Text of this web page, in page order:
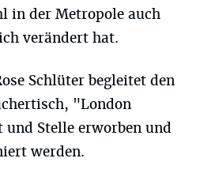
in der Metropole auch
verändert hat.
Schlüter begleitet den
"London
Stelle erworben und
werden.